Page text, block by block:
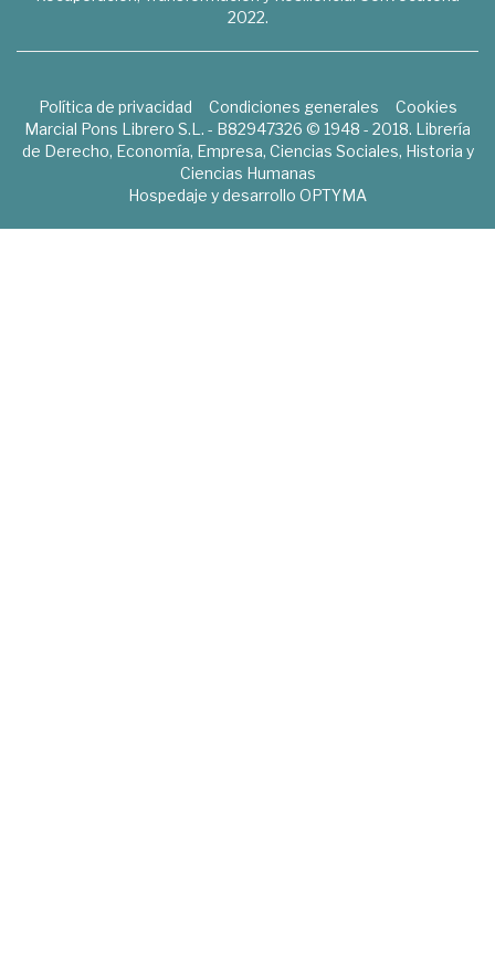
2022.
Política de privacidad Condiciones generales
Cookies
Marcial Pons Librero S.L. - B82947326 © 1948 - 2018. Librería
de Derecho, Economía, Empresa, Ciencias Sociales, Historia y
Ciencias Humanas
Hospedaje y desarrollo OPTYMA